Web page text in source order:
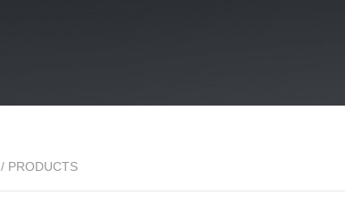
/ PRODUCTS